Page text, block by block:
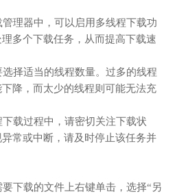
理器中，可以启用多线程下载功
多个下载任务，从而提高下载速
择适当的线程数量。过多的线程
降，而太少的线程则可能无法充
载过程中，请密切关注下载状
常或中断，请及时停止该任务并
下载的文件上右键单击，选择“另